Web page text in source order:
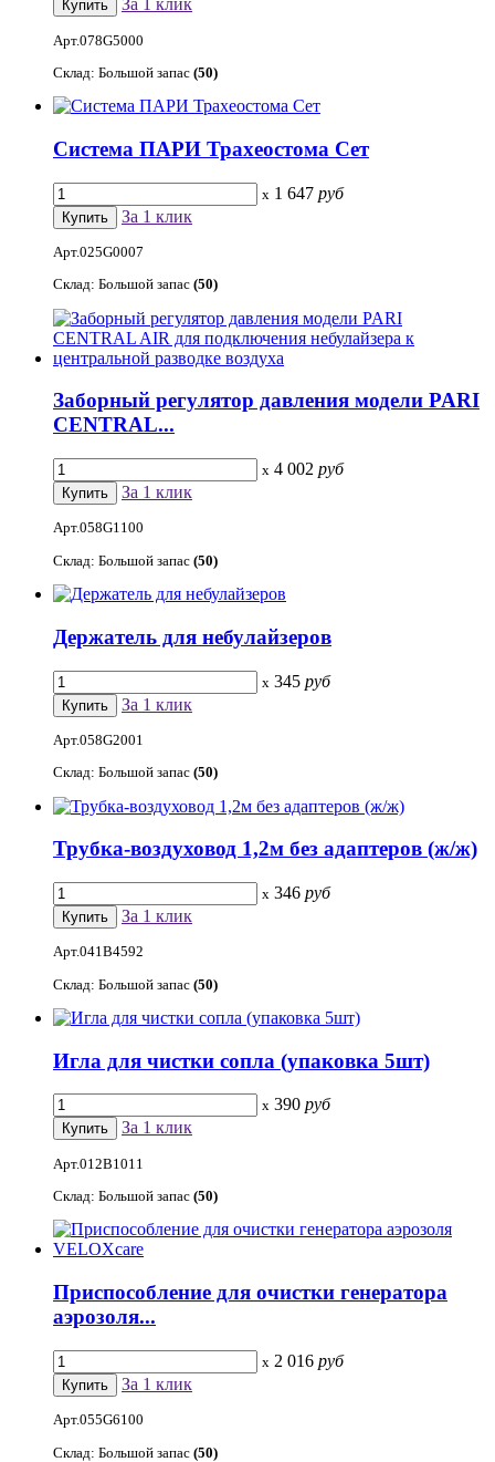
За 1 клик
Арт.078G5000
Склад: Большой запас (50)
Система ПАРИ Трахеостома Сет
x 1 647 руб
За 1 клик
Арт.025G0007
Склад: Большой запас (50)
Заборный регулятор давления модели PARI
CENTRAL...
x 4 002 руб
За 1 клик
Арт.058G1100
Склад: Большой запас (50)
Держатель для небулайзеров
x 345 руб
За 1 клик
Арт.058G2001
Склад: Большой запас (50)
Трубка-воздуховод 1,2м без адаптеров (ж/ж)
x 346 руб
За 1 клик
Арт.041B4592
Склад: Большой запас (50)
Игла для чистки сопла (упаковка 5шт)
x 390 руб
За 1 клик
Арт.012B1011
Склад: Большой запас (50)
Приспособление для очистки генератора
аэрозоля...
x 2 016 руб
За 1 клик
Арт.055G6100
Склад: Большой запас (50)